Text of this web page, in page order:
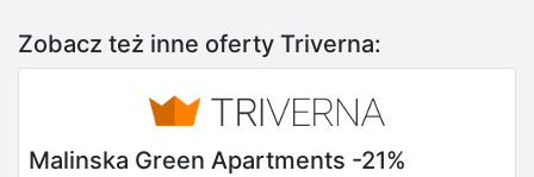
Zobacz też inne oferty Triverna:
Malinska Green Apartments -21%